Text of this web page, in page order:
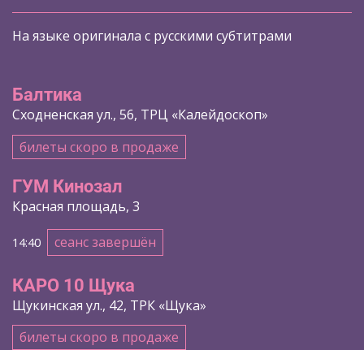
На языке оригинала с русскими субтитрами
Балтика
Сходненская ул., 56, ТРЦ «Калейдоскоп»
билеты скоро в продаже
ГУМ Кинозал
Красная площадь, 3
14:40 сеанс завершён
КАРО 10 Щука
Щукинская ул., 42, ТРК «Щука»
билеты скоро в продаже